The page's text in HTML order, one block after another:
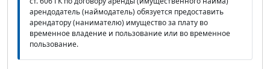
арендодатель (наймодатель) обязуется предоставить
арендатору (нанимателю) имущество за плату во
временное владение и пользование или во временное
пользование.